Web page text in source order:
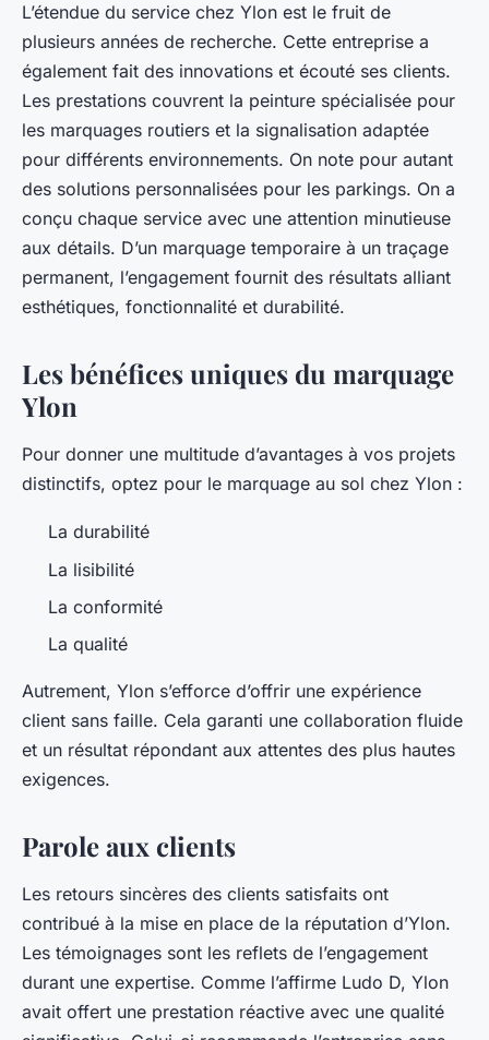
L’étendue du service chez Ylon est le fruit de
plusieurs années de recherche. Cette entreprise a
également fait des innovations et écouté ses clients.
Les prestations couvrent la peinture spécialisée pour
les marquages routiers et la signalisation adaptée
pour différents environnements. On note pour autant
des solutions personnalisées pour les parkings. On a
conçu chaque service avec une attention minutieuse
aux détails. D’un marquage temporaire à un traçage
permanent, l’engagement fournit des résultats alliant
esthétiques, fonctionnalité et durabilité.
Les bénéfices uniques du marquage
Ylon
Pour donner une multitude d’avantages à vos projets
distinctifs, optez pour le marquage au sol chez Ylon :
La durabilité
La lisibilité
La conformité
La qualité
Autrement, Ylon s’efforce d’offrir une expérience
client sans faille. Cela garanti une collaboration fluide
et un résultat répondant aux attentes des plus hautes
exigences.
Parole aux clients
Les retours sincères des clients satisfaits ont
contribué à la mise en place de la réputation d’Ylon.
Les témoignages sont les reflets de l’engagement
durant une expertise. Comme l’affirme Ludo D, Ylon
avait offert une prestation réactive avec une qualité